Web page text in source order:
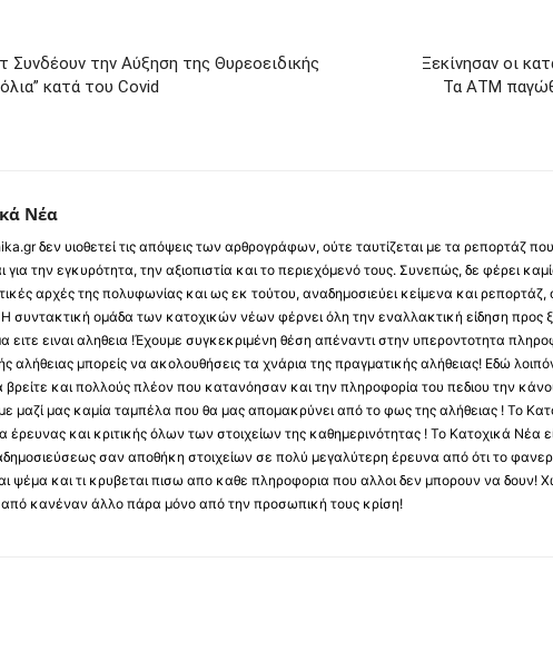
Συνδέουν την Αύξηση της Θυρεοειδικής
κατά του Covid
Ξεκίνησαν οι
Τα ΑΤΜ
Νέα
δεν υιοθετεί τις απόψεις των αρθρογράφων, ούτε ταυτίζεται με τα ρεπορτάζ
για την εγκυρότητα, την αξιοπιστία και το περιεχόμενό τους. Συνεπώς, δε φέρει
αρχές της πολυφωνίας και ως εκ τούτου, αναδημοσιεύει κείμενα και ρεπορτάζ,
συντακτική ομάδα των κατοχικών νέων φέρνει όλη την εναλλακτική είδηση προς
ειτε ειναι αληθεια !Έχουμε συγκεκριμένη θέση απέναντι στην υπεροντοτητα
αλήθειας μπορείς να ακολουθήσεις τα χνάρια της πραγματικής αλήθειας! Εδώ
βρείτε και πολλούς πλέον που κατανόησαν και την πληροφορία του πεδιου την
μαζί μας καμία ταμπέλα που θα μας απομακρύνει από το φως της αλήθειας ! Το
έρευνας και κριτικής όλων των στοιχείων της καθημερινότητας ! Το Κατοχικά Νέα
σαν αποθήκη στοιχείων σε πολύ μεγαλύτερη έρευνα από ότι το
ψέμα και τι κρυβεται πισω απο καθε πληροφορια που αλλοι δεν μπορουν να
από κανέναν άλλο πάρα μόνο από την προσωπική τους κρίση!